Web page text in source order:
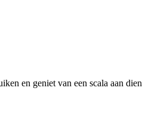
en geniet van een scala aan